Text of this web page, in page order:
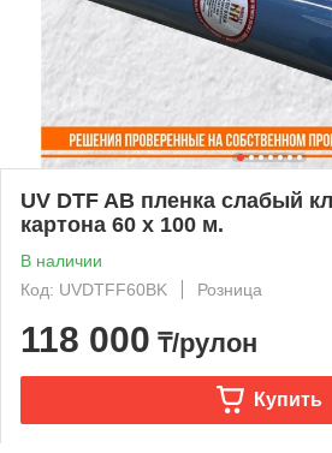
UV DTF AB пленка слабый
картона 60 х 100 м.
В наличии
Код: UVDTFF60BK
Розница
118 000 ₸/рулон
Купить